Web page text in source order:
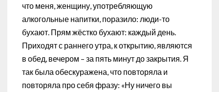
что меня, женщину, употребляющую
алкогольные напитки, поразило: люди-то
бухают. Прям жёстко бухают: каждый день.
Приходят с раннего утра, к открытию, являются
в обед, вечером – за пять минут до закрытия. Я
так была обескуражена, что повторяла и
повторяла про себя фразу: «Ну ничего вы